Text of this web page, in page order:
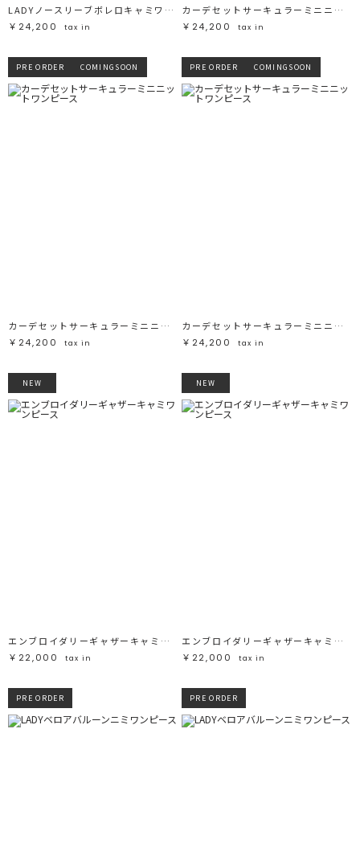
LADYノースリーブボレロキャミワンピース
￥24,200
tax in
カーデセットサーキュラーミニニットワンピース
￥24,200
tax in
PRE ORDER COMINGSOON
カーデセットサーキュラーミニニットワンピース
￥24,200
tax in
PRE ORDER COMINGSOON
カーデセットサーキュラーミニニットワンピース
￥24,200
tax in
NEW
エンブロイダリーギャザーキャミワンピース
￥22,000
tax in
NEW
エンブロイダリーギャザーキャミワンピース
￥22,000
tax in
PRE ORDER PRE ORDER